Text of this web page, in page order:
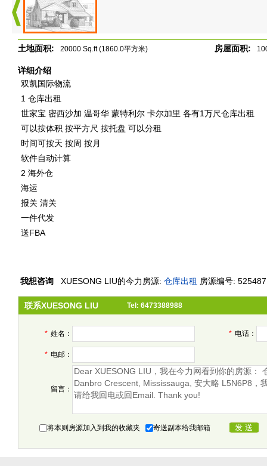
土地面积: 20000 Sq.ft (1860.0平方米) 房屋面积:
详细介绍
双凯国际物流
1 仓库出租
世家宝 密西沙加 温哥华 蒙特利尔 卡尔加里 各有1万尺仓库出租
可以按体积 按平方尺 按托盘 可以分租
时间可按天 按周 按月
软件自动计算
2 海外仓
海运
报关 清关
一件代发
送FBA
我想咨询 XUESONG LIU的今力房源: 仓库出租 房源编号: 525487
联系XUESONG LIU Tel: 6473388988
* 姓名： * 电话：
* 电邮：
留言：
将本则房源加入到我的收藏夹 寄送副本给我邮箱